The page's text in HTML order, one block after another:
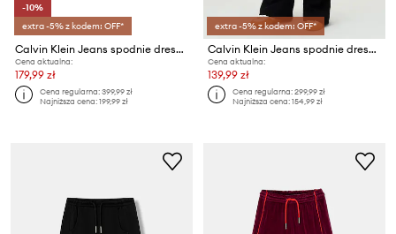
-10%
extra -5% z kodem: OFF*
Calvin Klein Jeans spodnie dresowe dziecięce
Cena aktualna:
179,99 zł
Cena regularna:399,99 zł
Najniższa cena:199,99 zł
extra -5% z kodem: OFF*
Calvin Klein Jeans spodnie dresowe dziecięce
Cena aktualna:
139,99 zł
Cena regularna:299,99 zł
Najniższa cena:154,99 zł